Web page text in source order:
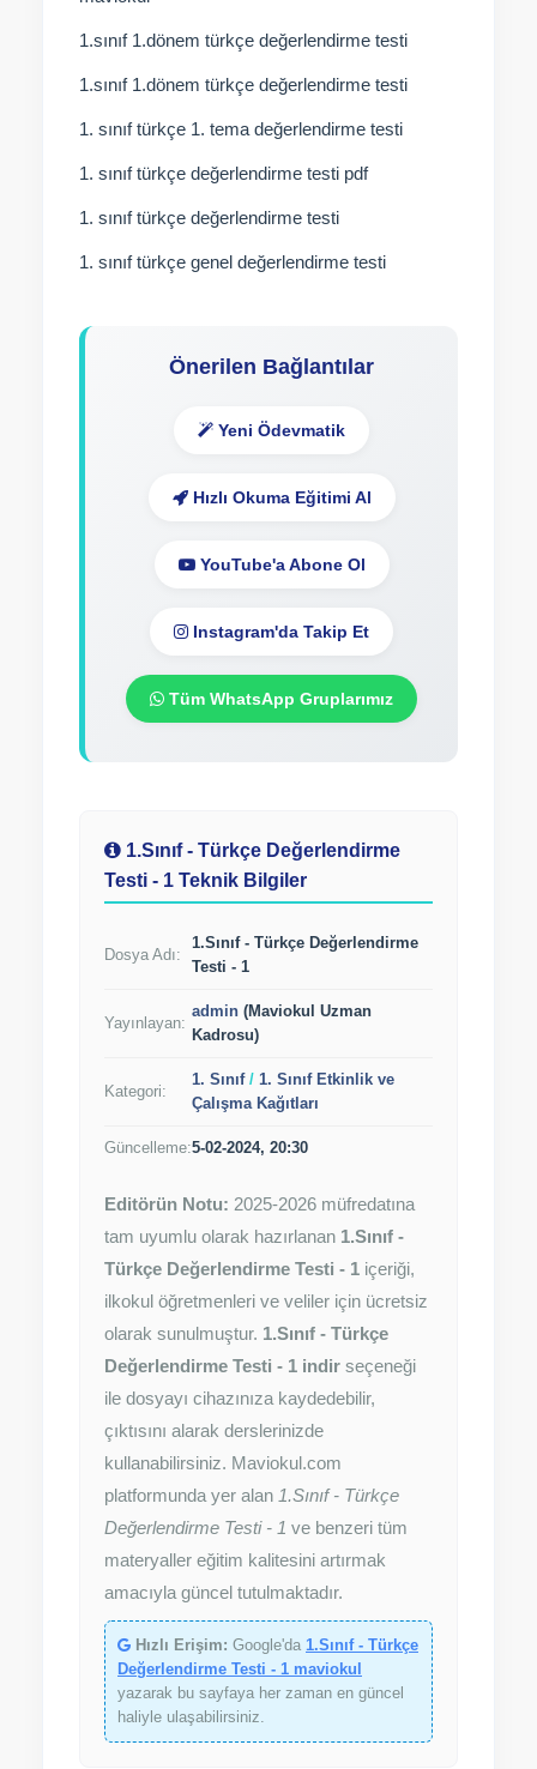
1.sınıf 1.dönem türkçe değerlendirme testi
1.sınıf 1.dönem türkçe değerlendirme testi
1. sınıf türkçe 1. tema değerlendirme testi
1. sınıf türkçe değerlendirme testi pdf
1. sınıf türkçe değerlendirme testi
1. sınıf türkçe genel değerlendirme testi
Önerilen Bağlantılar
Yeni Ödevmatik
Hızlı Okuma Eğitimi Al
YouTube'a Abone Ol
Instagram'da Takip Et
Tüm WhatsApp Gruplarımız
1.Sınıf - Türkçe Değerlendirme
Testi - 1 Teknik Bilgiler
Dosya Adı:
1.Sınıf - Türkçe Değerlendirme
Testi - 1
Yayınlayan:
admin (Maviokul Uzman
Kadrosu)
Kategori:
1. Sınıf/ 1. Sınıf Etkinlik ve
Çalışma Kağıtları
Güncelleme:5-02-2024, 20:30
Editörün Notu: 2025-2026 müfredatına
tam uyumlu olarak hazırlanan 1.Sınıf -
Türkçe Değerlendirme Testi - 1 içeriği,
ilkokul öğretmenleri ve veliler için ücretsiz
olarak sunulmuştur. 1.Sınıf - Türkçe
Değerlendirme Testi - 1 indir seçeneği
ile dosyayı cihazınıza kaydedebilir,
çıktısını alarak derslerinizde
kullanabilirsiniz. Maviokul.com
platformunda yer alan 1.Sınıf - Türkçe
Değerlendirme Testi - 1 ve benzeri tüm
materyaller eğitim kalitesini artırmak
amacıyla güncel tutulmaktadır.
Hızlı Erişim: Google'da 1.Sınıf - Türkçe
Değerlendirme Testi - 1 maviokul
yazarak bu sayfaya her zaman en güncel
haliyle ulaşabilirsiniz.